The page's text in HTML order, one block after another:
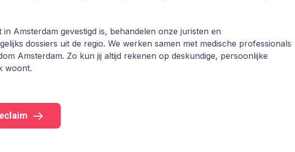
Amsterdam gevestigd is, behandelen onze juristen en
dossiers uit de regio. We werken samen met medische professionals
Amsterdam. Zo kun jij altijd rekenen op deskundige, persoonlijke
woont.